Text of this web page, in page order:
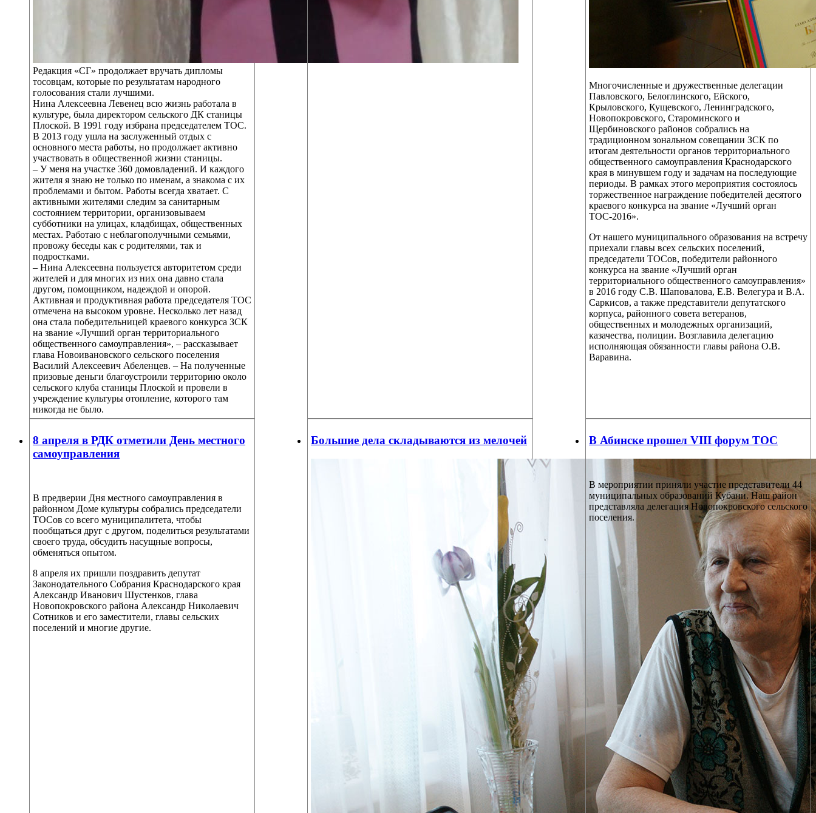
Редакция «СГ» продолжает вручать дипломы
тосовцам, которые по результатам народного
голосования стали лучшими.
Нина Алексеевна Левенец всю жизнь работала в
культуре, была директором сельского ДК станицы
Плоской. В 1991 году избрана председателем ТОС.
В 2013 году ушла на заслуженный отдых с
основного места работы, но продолжает активно
участвовать в общественной жизни станицы.
– У меня на участке 360 домовладений. И каждого
жителя я знаю не только по именам, а знакома с их
проблемами и бытом. Работы всегда хватает. С
активными жителями следим за санитарным
состоянием территории, организовываем
субботники на улицах, кладбищах, общественных
местах. Работаю с неблагополучными семьями,
провожу беседы как с родителями, так и
подростками.
– Нина Алексеевна пользуется авторитетом среди
жителей и для многих из них она давно стала
другом, помощником, надеждой и опорой.
Активная и продуктивная работа председателя ТОС
отмечена на высоком уровне. Несколько лет назад
она стала победительницей краевого конкурса ЗСК
на звание «Лучший орган территориального
общественного самоуправления», – рассказывает
глава Новоивановского сельского поселения
Василий Алексеевич Абеленцев. – На полученные
призовые деньги благоустроили территорию около
сельского клуба станицы Плоской и провели в
учреждение культуры отопление, которого там
никогда не было.
Многочисленные и дружественные делегации
Павловского, Белоглинского, Ейского,
Крыловского, Кущевского, Ленинградского,
Новопокровского, Староминского и
Щербиновского районов собрались на
традиционном зональном совещании ЗСК по
итогам деятельности органов территориального
общественного самоуправления Краснодарского
края в минувшем году и задачам на последующие
периоды. В рамках этого мероприятия состоялось
торжественное награждение победителей десятого
краевого конкурса на звание «Лучший орган
ТОС-2016».
От нашего муниципального образования на встречу
приехали главы всех сельских поселений,
председатели ТОСов, победители районного
конкурса на звание «Лучший орган
территориального общественного самоуправления»
в 2016 году С.В. Шаповалова, Е.В. Велегура и В.А.
Саркисов, а также представители депутатского
корпуса, районного совета ветеранов,
общественных и молодежных организаций,
казачества, полиции. Возглавила делегацию
исполняющая обязанности главы района О.В.
Варавина.
8 апреля в РДК отметили День местного
самоуправления
В предверии Дня местного самоуправления в
районном Доме культуры собрались председатели
ТОСов со всего муниципалитета, чтобы
пообщаться друг с другом, поделиться результатами
своего труда, обсудить насущные вопросы,
обменяться опытом.
8 апреля их пришли поздравить депутат
Законодательного Собрания Краснодарского края
Александр Иванович Шустенков, глава
Новопокровского района Александр Николаевич
Сотников и его заместители, главы сельских
поселений и многие другие.
Большие дела складываются из мелочей В Абинске прошел VIII форум ТОС
В мероприятии приняли участие представители 44
муниципальных образований Кубани. Наш район
представляла делегация Новопокровского сельского
поселения.